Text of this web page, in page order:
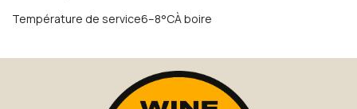
Température de service6–8°CÀ boire